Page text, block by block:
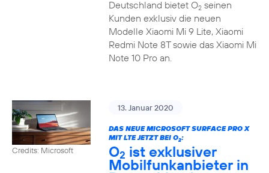
Deutschland bietet O2seinen
Kunden exklusiv die neuen
Modelle Xiaomi Mi 9 Lite, Xiaomi
Redmi Note 8T sowie das Xiaomi Mi
Note 10 Pro an.
Credits: Microsoft
13. Januar 2020
DAS NEUE MICROSOFT SURFACE PRO X
MIT LTE JETZT BEI O2:
O2 ist exklusiver
Mobilfunkanbieter in